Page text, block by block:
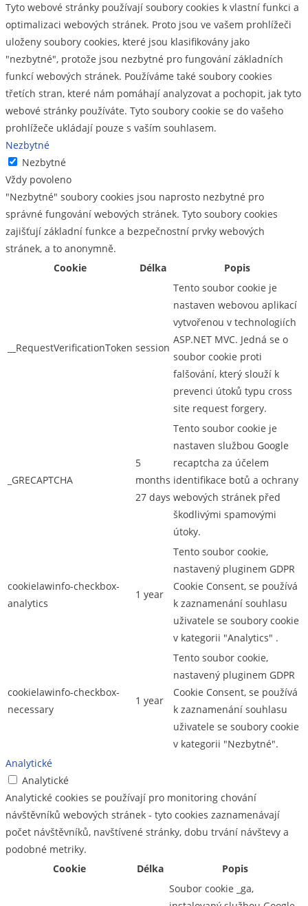
Tyto webové stránky používají soubory cookies k vlastní funkci a
optimalizaci webových stránek. Proto jsou ve vašem prohlížeči
uloženy soubory cookies, které jsou klasifikovány jako
"nezbytné", protože jsou nezbytné pro fungování základních
funkcí webových stránek. Používáme také soubory cookies
třetích stran, které nám pomáhají analyzovat a pochopit, jak tyto
webové stránky používáte. Tyto soubory cookie se do vašeho
prohlížeče ukládají pouze s vaším souhlasem.
Nezbytné
Nezbytné
Vždy povoleno
"Nezbytné" soubory cookies jsou naprosto nezbytné pro
správné fungování webových stránek. Tyto soubory cookies
zajišťují základní funkce a bezpečnostní prvky webových
stránek, a to anonymně.
Cookie
Délka Popis
__RequestVerificationToken session
Tento soubor cookie je
nastaven webovou aplikací
vytvořenou v technologiích
ASP.NET MVC. Jedná se o
soubor cookie proti
falšování, který slouží k
prevenci útoků typu cross
site request forgery.
_GRECAPTCHA
5
months
27 days
Tento soubor cookie je
nastaven službou Google
recaptcha za účelem
identifikace botů a ochrany
webových stránek před
škodlivými spamovými
útoky.
cookielawinfo-checkbox-
analytics
1 year
Tento soubor cookie,
nastavený pluginem GDPR
Cookie Consent, se používá
k zaznamenání souhlasu
uživatele se soubory cookie
v kategorii "Analytics" .
cookielawinfo-checkbox-
necessary
1 year
Tento soubor cookie,
nastavený pluginem GDPR
Cookie Consent, se používá
k zaznamenání souhlasu
uživatele se soubory cookie
v kategorii "Nezbytné".
Analytické
Analytické
Analytické cookies se používají pro monitoring chování
návštěvníků webových stránek - tyto cookies zaznamenávají
počet návštěvníků, navštívené stránky, dobu trvání návštevy a
podobné metriky.
Cookie
Délka
Popis
Soubor cookie _ga,